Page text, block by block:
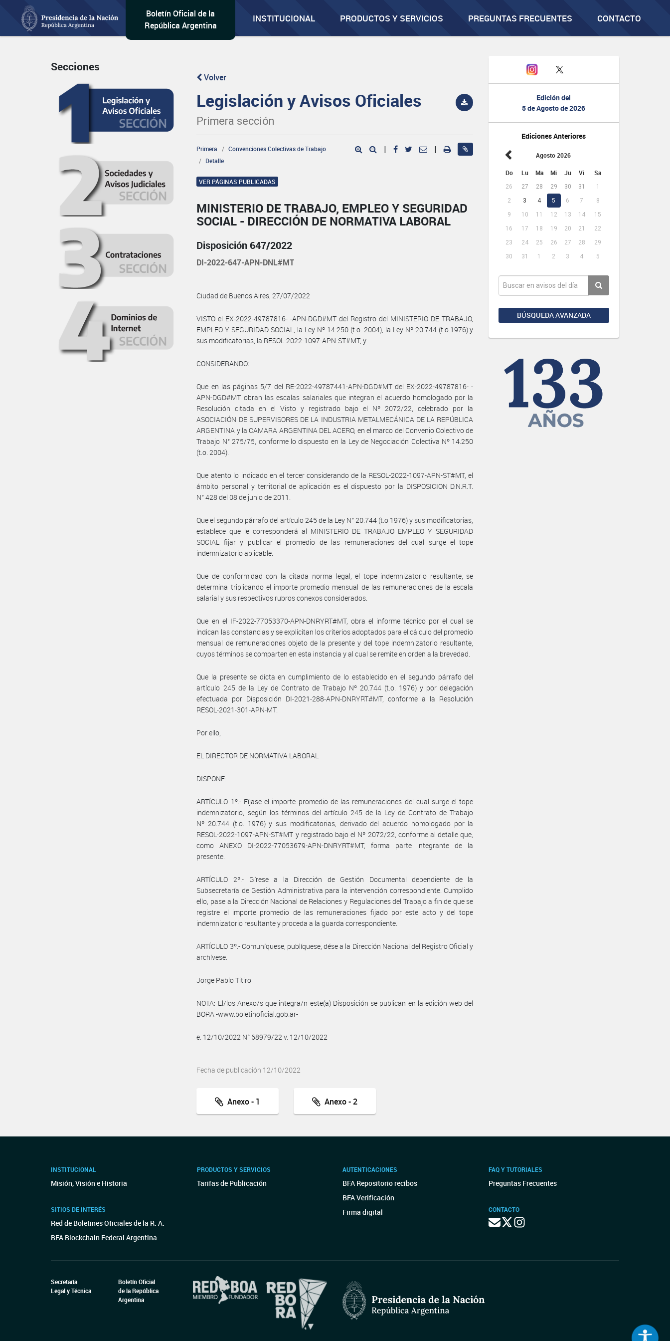
Boletín Oficial de la
República Argentina
INSTITUCIONAL PRODUCTOS Y SERVICIOS PREGUNTAS FRECUENTES CONTACTO
Edición del
5 de Agosto de 2026
Ediciones Anteriores
Agosto 2026
Do Lu Ma Mi Ju Vi Sa
26 27 28 29 30 31
1
2
3 4 5 6 7
8
9
10 11 12 13 14
15
16
17 18 19 20 21
22
23
24 25 26 27 28
29
30
31 1 2 3 4 5
BÚSQUEDA AVANZADA
Secciones
Volver
Legislación y Avisos Oficiales
Primera sección
Primera
Convenciones Colectivas de Trabajo
Detalle
| |
VER PÁGINAS PUBLICADAS
MINISTERIO DE TRABAJO, EMPLEO Y SEGURIDAD
SOCIAL - DIRECCIÓN DE NORMATIVA LABORAL
Disposición 647/2022
DI-2022-647-APN-DNL#MT
Ciudad de Buenos Aires, 27/07/2022
VISTO el EX-2022-49787816- -APN-DGD#MT del Registro del MINISTERIO DE TRABAJO,
EMPLEO Y SEGURIDAD SOCIAL, la Ley Nº 14.250 (t.o. 2004), la Ley Nº 20.744 (t.o.1976) y
sus modificatorias, la RESOL-2022-1097-APN-ST#MT, y
CONSIDERANDO:
Que en las páginas 5/7 del RE-2022-49787441-APN-DGD#MT del EX-2022-49787816- -
APN-DGD#MT obran las escalas salariales que integran el acuerdo homologado por la
Resolución citada en el Visto y registrado bajo el Nº 2072/22, celebrado por la
ASOCIACIÓN DE SUPERVISORES DE LA INDUSTRIA METALMECÁNICA DE LA REPÚBLICA
ARGENTINA y la CAMARA ARGENTINA DEL ACERO, en el marco del Convenio Colectivo de
Trabajo N° 275/75, conforme lo dispuesto en la Ley de Negociación Colectiva Nº 14.250
(t.o. 2004).
Que atento lo indicado en el tercer considerando de la RESOL-2022-1097-APN-ST#MT, el
ámbito personal y territorial de aplicación es el dispuesto por la DISPOSICION D.N.R.T.
N° 428 del 08 de junio de 2011.
Que el segundo párrafo del artículo 245 de la Ley N° 20.744 (t.o 1976) y sus modificatorias,
establece que le corresponderá al MINISTERIO DE TRABAJO EMPLEO Y SEGURIDAD
SOCIAL fijar y publicar el promedio de las remuneraciones del cual surge el tope
indemnizatorio aplicable.
Que de conformidad con la citada norma legal, el tope indemnizatorio resultante, se
determina triplicando el importe promedio mensual de las remuneraciones de la escala
salarial y sus respectivos rubros conexos considerados.
Que en el IF-2022-77053370-APN-DNRYRT#MT, obra el informe técnico por el cual se
indican las constancias y se explicitan los criterios adoptados para el cálculo del promedio
mensual de remuneraciones objeto de la presente y del tope indemnizatorio resultante,
cuyos términos se comparten en esta instancia y al cual se remite en orden a la brevedad.
Que la presente se dicta en cumplimiento de lo establecido en el segundo párrafo del
artículo 245 de la Ley de Contrato de Trabajo Nº 20.744 (t.o. 1976) y por delegación
efectuada por Disposición DI-2021-288-APN-DNRYRT#MT, conforme a la Resolución
RESOL-2021-301-APN-MT.
Por ello,
EL DIRECTOR DE NORMATIVA LABORAL
DISPONE:
ARTÍCULO 1º.- Fíjase el importe promedio de las remuneraciones del cual surge el tope
indemnizatorio, según los términos del artículo 245 de la Ley de Contrato de Trabajo
Nº 20.744 (t.o. 1976) y sus modificatorias, derivado del acuerdo homologado por la
RESOL-2022-1097-APN-ST#MT y registrado bajo el Nº 2072/22, conforme al detalle que,
como ANEXO DI-2022-77053679-APN-DNRYRT#MT, forma parte integrante de la
presente.
ARTÍCULO 2º.- Gírese a la Dirección de Gestión Documental dependiente de la
Subsecretaría de Gestión Administrativa para la intervención correspondiente. Cumplido
ello, pase a la Dirección Nacional de Relaciones y Regulaciones del Trabajo a fin de que se
registre el importe promedio de las remuneraciones fijado por este acto y del tope
indemnizatorio resultante y proceda a la guarda correspondiente.
ARTÍCULO 3º.- Comuníquese, publíquese, dése a la Dirección Nacional del Registro Oficial y
archívese.
Jorge Pablo Titiro
NOTA: El/los Anexo/s que integra/n este(a) Disposición se publican en la edición web del
BORA -www.boletinoficial.gob.ar-
e. 12/10/2022 N° 68979/22 v. 12/10/2022
Fecha de publicación 12/10/2022
Anexo - 1 Anexo - 2
INSTITUCIONAL
Misión, Visión e Historia
SITIOS DE INTERÉS
Red de Boletines Oficiales de la R. A.
BFA Blockchain Federal Argentina
PRODUCTOS Y SERVICIOS
Tarifas de Publicación
AUTENTICACIONES
BFA Repositorio recibos
BFA Verificación
Firma digital
FAQ Y TUTORIALES
Preguntas Frecuentes
CONTACTO
Secretaría
Legal y Técnica
Boletín Oficial
de la República
Argentina